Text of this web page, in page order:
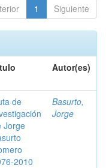
1 Siguiente
Autor(es)
de
Jorge
2010
Basurto,
Jorge